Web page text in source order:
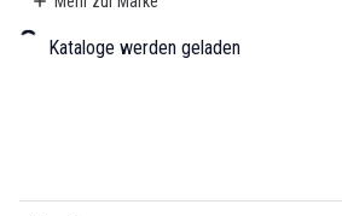
weiteren innovativen Produkten - sind
um die Haltbarkeit von Lebensmitteln zu
Küchenerfahrung zu verbessern. Zwilling
Kataloge werden geladen